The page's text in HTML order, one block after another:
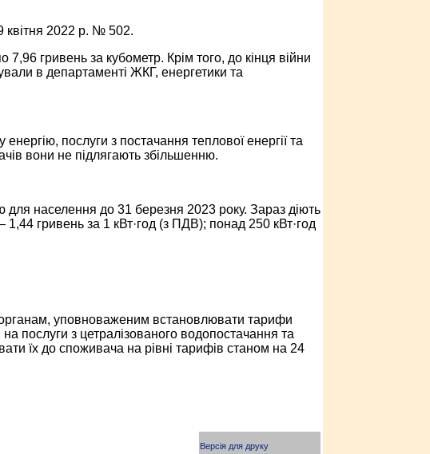
квітня 2022 р. № 502.
гривень за кубометр. Крім того, до кінця війни
в департаменті ЖКГ, енергетики та
послуги з постачання теплової енергії та
вони не підлягають збільшенню.
для населення до 31 березня 2023 року. Зараз діють
1,44 гривень за 1 кВт·год (з ПДВ); понад 250 кВт·год
уповноваженим встановлювати тарифи
послуги з цетралізованого водопостачання та
їх до споживача на рівні тарифів станом на 24
Версія для друку